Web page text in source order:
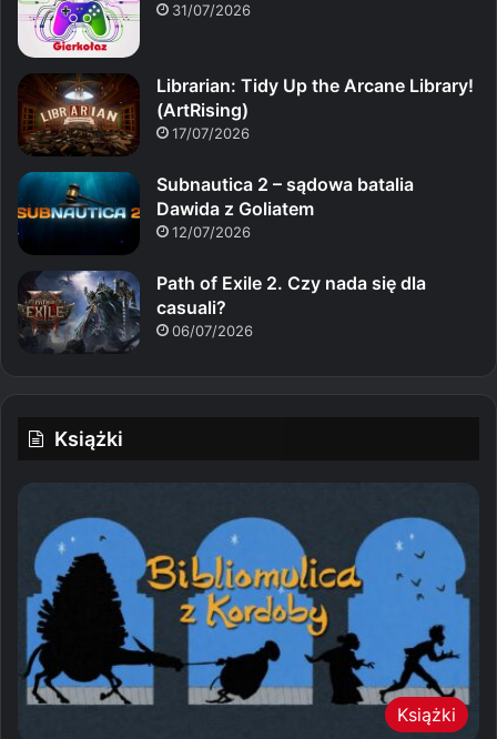
31/07/2026
Librarian: Tidy Up the Arcane Library!
(ArtRising)
17/07/2026
Subnautica 2 – sądowa batalia
Dawida z Goliatem
12/07/2026
Path of Exile 2. Czy nada się dla
casuali?
06/07/2026
Książki
Książki